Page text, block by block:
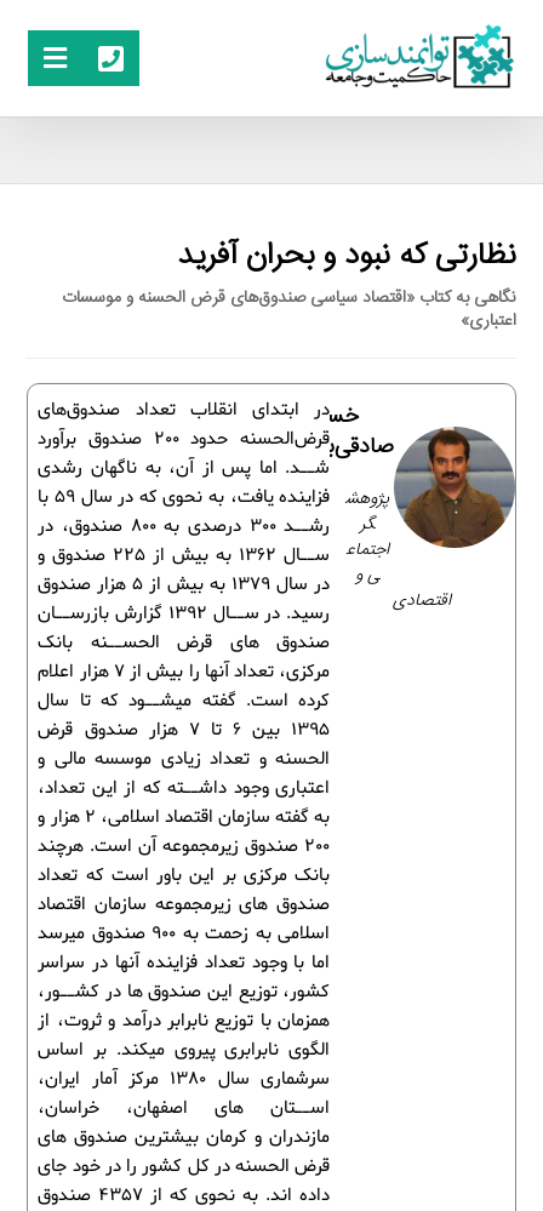
نظارتی که نبود و بحران آفرید
نگاهی به کتاب «اقتصاد سیاسی صندوق‌های قرض الحسنه و موسسات
اعتباری»
در ابتدای انقلاب تعداد صندوق‌های
قرض‌الحسنه حدود 200 صندوق برآورد
شــد. اما پس از آن، به ناگهان رشدی
فزاینده یافت، به نحوی که در سال 59 با
رشــد 300 درصدی به 800 صندوق، در
ســال 1362 به بیش از 225 صندوق و
در سال 1379 به بیش از 5 هزار صندوق
رسید. در ســال 1392 گزارش بازرســان
صندوق های قرض الحســنه بانک
مرکزی، تعداد آنها را بیش از 7 هزار اعلام
کرده است. گفته میشــود که تا سال
1395 بین 6 تا 7 هزار صندوق قرض
الحسنه و تعداد زیادی موسسه مالی و
اعتباری وجود داشــته که از این تعداد،
به گفته سازمان اقتصاد اسلامی، 2 هزار و
200 صندوق زیرمجموعه آن است. هرچند
بانک مرکزی بر این باور است که تعداد
صندوق های زیرمجموعه سازمان اقتصاد
اسلامی به زحمت به 900 صندوق میرسد
اما با وجود تعداد فزاینده آنها در سراسر
کشور، توزیع این صندوق ها در کشــور،
همزمان با توزیع نابرابر درآمد و ثروت، از
الگوی نابرابری پیروی میکند. بر اساس
سرشماری سال 1380 مرکز آمار ایران،
اســتان های اصفهان، خراسان،
مازندران و کرمان بیشترین صندوق های
قرض الحسنه در کل کشور را در خود جای
داده اند. به نحوی که از 4357 صندوق
خسرو
صادقی‌بروجنی
پژوهش
گر
اجتماع
ی و
اقتصادی